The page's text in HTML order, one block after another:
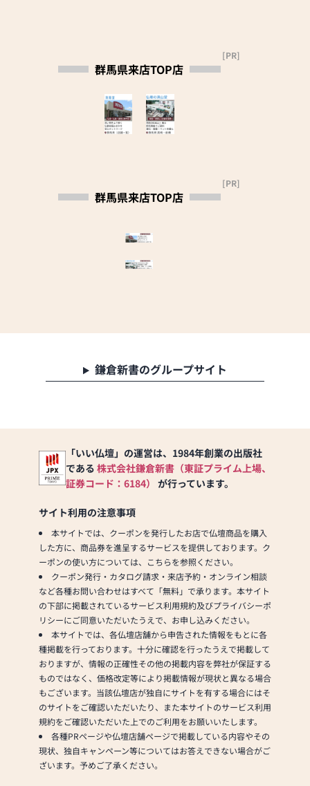
て』としまして、大切な
おります。お客様に「頼
んで良かった」と喜ば
れ、感謝される、真心を
況・環境に合わせてベス
トなご提案を行えるよう
努めております。各種オ
ターフォローも行ってお
・買替に伴う古い仏壇の
入特別割引あり
■ご来店された方にミニ
線香をプレゼント！
ご来店いただき、まずは
当店の品質・価格を知っ
ていただきたいとの想い
から、ご来店プレゼント
を進呈しております。ご
来店時に「いい仏壇」見
たとスタッフへお伝えく
ださい。何度も買い替え
ることのない「お仏
壇」。お仏壇は、材質や
製造工程、デザイン等に
より価格はさまざまで
す。墓石・仏壇 カレンで
は、ご来店されるお客様
がご満足いただけるよう
丁寧にご説明いたしま
す。写真等ではなかなか
わからない質感や色味な
どをご来店されて実際に
ご覧ください。ご来店を
群馬県来店TOP店
[PR]
群馬県来店TOP店
[PR]
鎌倉新書のグループサイト
「いい仏壇」の運営は、1984年創業の出版社
である 株式会社鎌倉新書（東証プライム上場、
証券コード：6184） が行っています。
サイト利用の注意事項
本サイトでは、クーポンを発行したお店で仏壇商品を購入
した方に、商品券を進呈するサービスを提供しております。ク
ーポンの使い方については、こちらを参照ください。
クーポン発行・カタログ請求・来店予約・オンライン相談
など各種お問い合わせはすべて「無料」で承ります。本サイト
の下部に掲載されているサービス利用規約及びプライバシーポ
リシーにご同意いただいたうえで、お申し込みください。
本サイトでは、各仏壇店舗から申告された情報をもとに各
種掲載を行っております。十分に確認を行ったうえで掲載して
おりますが、情報の正確性その他の掲載内容を弊社が保証する
ものではなく、価格改定等により掲載情報が現状と異なる場合
もございます。当該仏壇店が独自にサイトを有する場合にはそ
のサイトをご確認いただいたり、また本サイトのサービス利用
規約をご確認いただいた上でのご利用をお願いいたします。
各種PRページや仏壇店舗ページで掲載している内容やその
現状、独自キャンペーン等についてはお答えできない場合がご
ざいます。予めご了承ください。